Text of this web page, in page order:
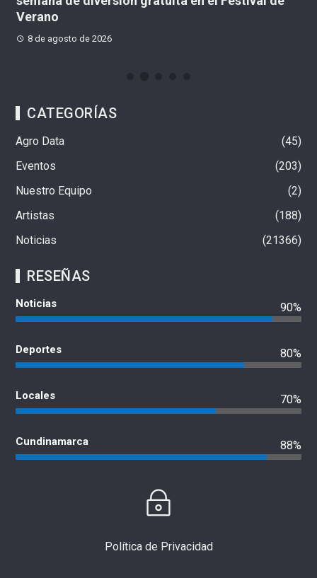
Verano
8 de agosto de 2026
CATEGORÍAS
Agro Data
45
Eventos
203
Nuestro Equipo
2
Artistas
188
Noticias
21366
RESEÑAS
Noticias 90%
Deportes 80%
Locales 70%
Cundinamarca 88%
Política de Privacidad